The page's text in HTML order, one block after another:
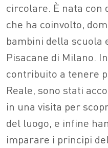
circolare. È nata con
che ha coinvolto,
bambini della scuola
Pisacane di Milano.
contribuito a tenere
Reale, sono stati
in una visita per
del luogo, e infine
imparare i principi